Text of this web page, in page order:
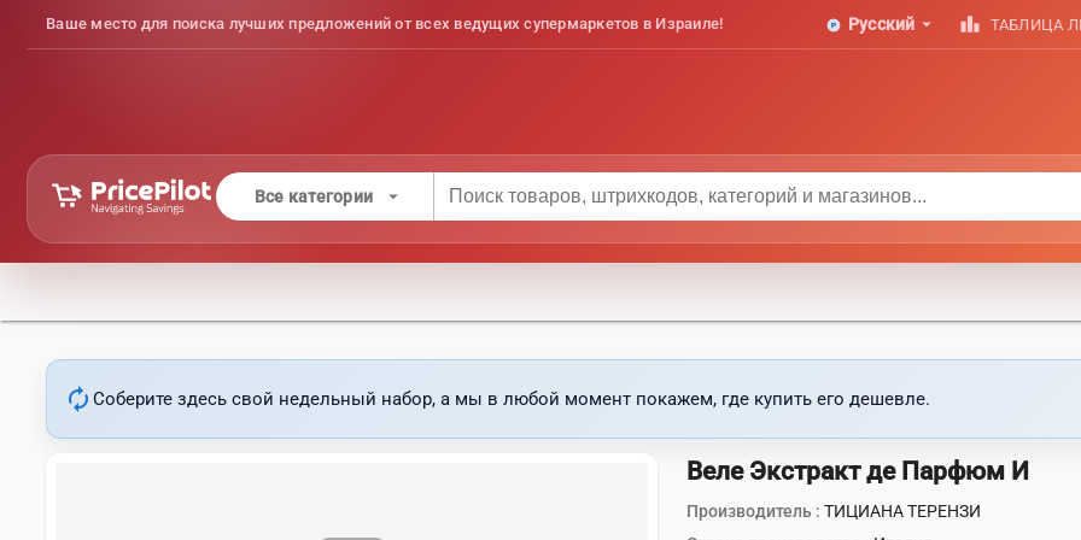
Ваше место для поиска лучших предложений от всех ведущих супермаркетов в Израиле! Русский arrow_drop_down leaderboard ТАБЛИЦА
Все категории arrow_drop_down
autorenew Соберите здесь свой недельный набор, а мы в любой момент покажем, где купить его дешевле.
Веле Экстракт де Парфюм И
Производитель :ТИЦИАНА ТЕРЕНЗИ